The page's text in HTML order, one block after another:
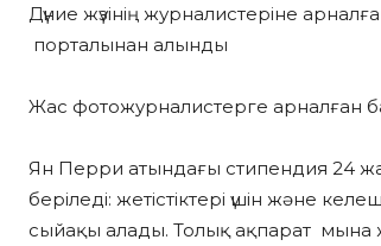
Дүние жүзінің журналистеріне
порталынан алынды
Жас фотожурналистерге арналған
Ян Перри атындағы стипендия 24
беріледі: жетістіктері үшін және
сыйақы алады. Толық ақпарат мына